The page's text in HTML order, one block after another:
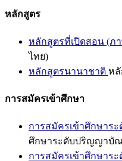
หลักสูตร
หลักสูตรที่เปิดสอน (ภ
ไทย)
หลักสูตรนานาชาติ หลั
การสมัครเข้าศึกษา
การสมัครเข้าศึกษา
ศึกษาระดับปริญญาบั
การสมัครเข้าศึกษาร